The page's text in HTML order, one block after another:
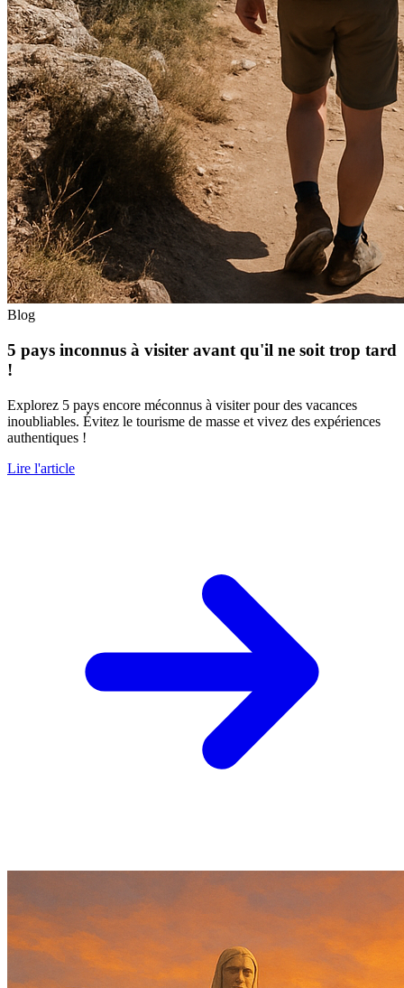
Blog
5 pays inconnus à visiter avant qu'il ne soit trop tard
!
Explorez 5 pays encore méconnus à visiter pour des vacances
inoubliables. Évitez le tourisme de masse et vivez des expériences
authentiques !
Lire l'article